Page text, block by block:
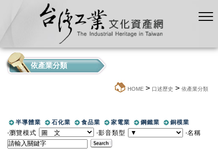
依產業分類
HOME > 口述歷史 > 依產業分類
半導體業 石化業 食品業 家電業 鋼鐵業 銅模業
‧瀏覽模式 ‧影音類型 ‧名稱